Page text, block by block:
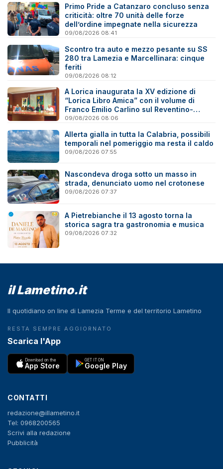
Primo Pride a Catanzaro concluso senza
criticità: oltre 70 unità delle forze
dell’ordine impegnate nella sicurezza
09/08/2026 08:41
Scontro tra auto e mezzo pesante su SS
280 tra Lamezia e Marcellinara: cinque
feriti
09/08/2026 08:12
A Lorica inaugurata la XV edizione di
“Lorica Libro Amica” con il volume di
Franco Emilio Carlino sul Reventino-
Savuto
09/08/2026 08:06
Allerta gialla in tutta la Calabria, possibili
temporali nel pomeriggio ma resta il caldo
09/08/2026 07:55
Nascondeva droga sotto un masso in
strada, denunciato uomo nel crotonese
09/08/2026 07:37
A Pietrebianche il 13 agosto torna la
storica sagra tra gastronomia e musica
09/08/2026 07:32
il Lametino.it
Il quotidiano on line di Lamezia Terme e del territorio Lametino
RESTA SEMPRE AGGIORNATO
Scarica l'App
Download on the
App Store
GET IT ON
Google Play
CONTATTI
redazione@illametino.it
Tel: 0968200565
Scrivi alla redazione
Pubblicità